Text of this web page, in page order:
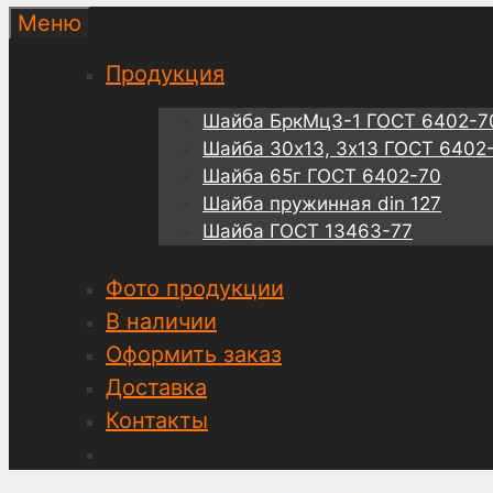
Меню
Продукция
Шайба БркМц3-1 ГОСТ 6402-
Шайба 30х13, 3х13 ГОСТ
Шайба 65г ГОСТ 6402-70
Шайба пружинная din 127
Шайба ГОСТ 13463-77
Фото продукции
В наличии
Оформить заказ
Доставка
Контакты